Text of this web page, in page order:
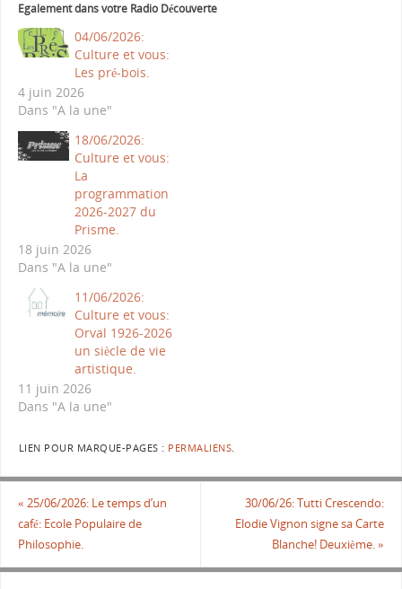
Egalement dans votre Radio Découverte
04/06/2026:
Culture et vous:
Les pré-bois.
4 juin 2026
Dans "A la une"
18/06/2026:
Culture et vous:
La
programmation
2026-2027 du
Prisme.
18 juin 2026
Dans "A la une"
11/06/2026:
Culture et vous:
Orval 1926-2026
un siècle de vie
artistique.
11 juin 2026
Dans "A la une"
LIEN POUR MARQUE-PAGES : PERMALIENS
« 25/06/2026: Le temps d’un
café: Ecole Populaire de
Philosophie.
30/06/26: Tutti Crescendo:
Elodie Vignon signe sa Carte
Blanche! Deuxième.»